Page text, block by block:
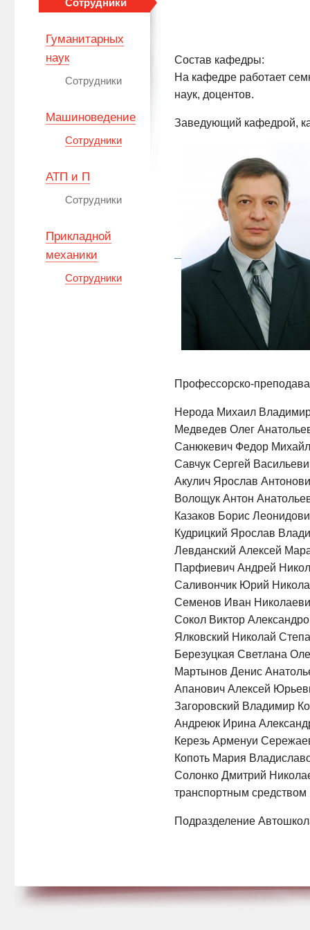
Состав кафедры:
На кафедре работает
наук, доцентов.
Заведующий кафедрой,
Профессорско-
Нерода Михаил
Медведев Олег
Санюкевич Федор
Савчук Сергей
Акулич Ярослав
Волощук Антон
Казаков Борис
Кудрицкий Ярослав
Левданский Алексей
Парфиевич Андрей
Саливончик Юрий
Семенов Иван
Сокол Виктор
Ялковский Николай
Березуцкая Светлана
Мартынов Денис
Апанович Алексей
Загоровский Владимир
Андреюк Ирина
Керезь Арменуи
Копоть Мария
Солонко Дмитрий
транспортным средством
Подразделение
Сотрудники
Гуманитарных
наук
Сотрудники
Машиноведение
Сотрудники
АТП и П
Сотрудники
Прикладной
механики
Сотрудники